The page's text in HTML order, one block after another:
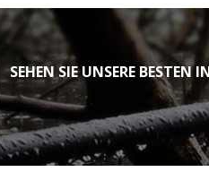
SEHEN SIE UNSERE BESTEN